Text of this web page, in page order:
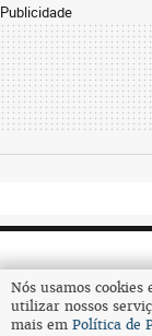
Publicidade
Nós usamos cookies
utilizar nossos
mais em Política de